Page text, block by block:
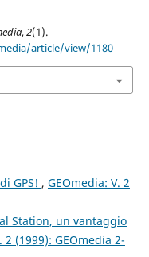
,2(1).
article/view/1180
GPS! , GEOmedia: V. 2
Station, un vantaggio
2 (1999): GEOmedia 2-